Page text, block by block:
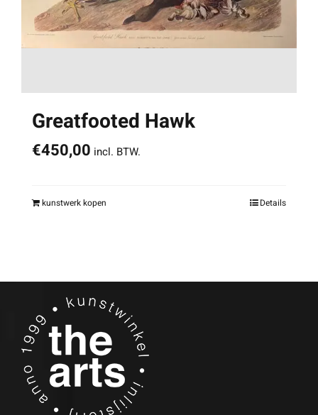
Greatfooted Hawk
€450,00 incl. BTW.
kunstwerk kopen Details